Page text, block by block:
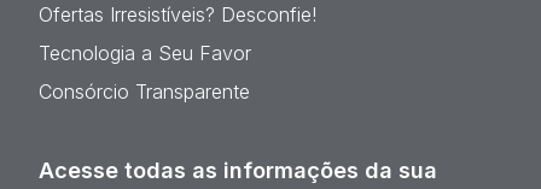
Ofertas Irresistíveis? Desconfie!
Tecnologia a Seu Favor
Consórcio Transparente
Acesse todas as informações da sua